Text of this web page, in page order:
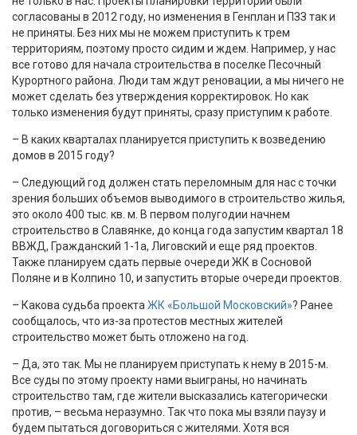
согласованы в 2012 году, но изменения в Генплан и ПЗЗ так и
не приняты. Без них мы не можем приступить к трем
территориям, поэтому просто сидим и ждем. Например, у нас
все готово для начала строительства в поселке Песочный
Курортного района. Люди там ждут реновации, а мы ничего не
может сделать без утверждения корректировок. Но как
только изменения будут приняты, сразу приступим к работе.
– В каких кварталах планируется приступить к возведению
домов в 2015 году?
– Следующий год должен стать переломным для нас с точки
зрения больших объемов выводимого в строительство жилья,
это около 400 тыс. кв. м. В первом полугодии начнем
строительство в Славянке, до конца года запустим квартал 18
ВВЖД, Гражданский 1-1а, Лиговский и еще ряд проектов.
Также планируем сдать первые очереди ЖК в Сосновой
Поляне и в Колпино 10, и запустить вторые очереди проектов.
– Какова судьба проекта ЖК «Большой Московский»? Ранее
сообщалось, что из-за протестов местных жителей
строительство может быть отложено на год.
– Да, это так. Мы не планируем приступать к нему в 2015-м.
Все суды по этому проекту нами выиграны, но начинать
строительство там, где жители высказались категорически
против, – весьма неразумно. Так что пока мы взяли паузу и
будем пытаться договориться с жителями. Хотя вся